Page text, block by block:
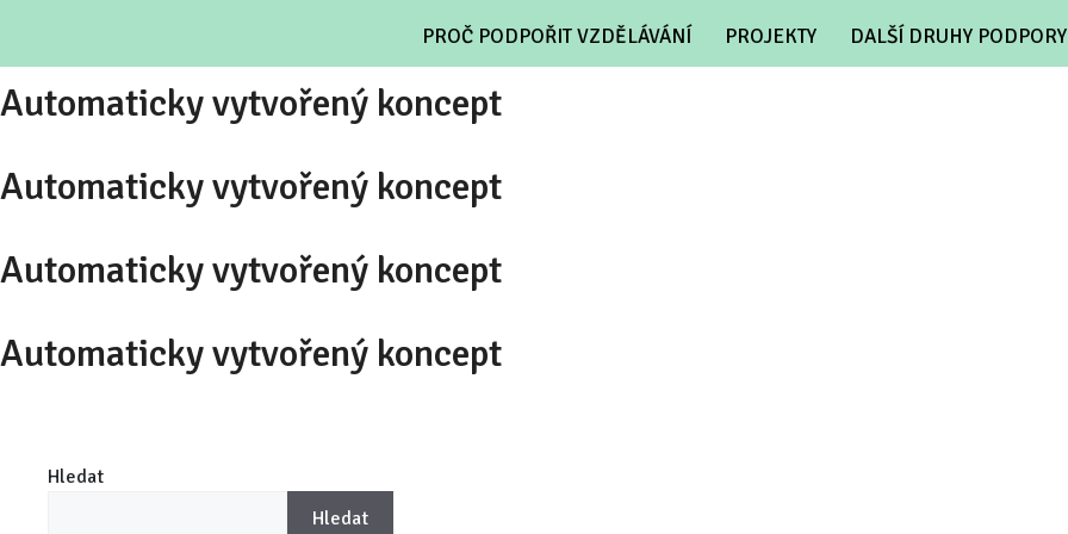
PROČ PODPOŘIT VZDĚLÁVÁNÍ PROJEKTY DALŠÍ DRUHY PODPORY
Automaticky vytvořený koncept
Automaticky vytvořený koncept
Automaticky vytvořený koncept
Automaticky vytvořený koncept
Hledat
Hledat